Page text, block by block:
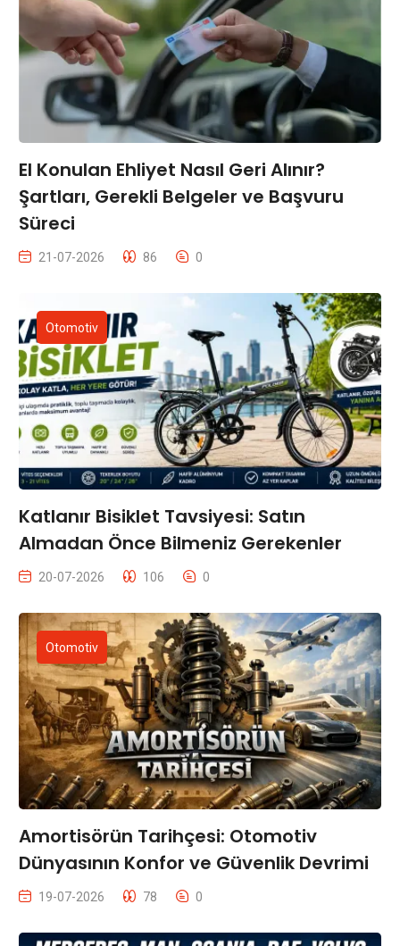
El Konulan Ehliyet Nasıl Geri Alınır?
Şartları, Gerekli Belgeler ve Başvuru
Süreci
21-07-2026 86 0
Otomotiv
Katlanır Bisiklet Tavsiyesi: Satın
Almadan Önce Bilmeniz Gerekenler
20-07-2026 106 0
Otomotiv
Amortisörün Tarihçesi: Otomotiv
Dünyasının Konfor ve Güvenlik Devrimi
19-07-2026 78 0